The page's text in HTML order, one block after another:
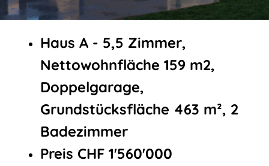
Haus A - 5,5 Zimmer,
Nettowohnfläche 159 m2,
Doppelgarage,
Grundstücksfläche 463 m², 2
Badezimmer
Preis CHF 1'560'000